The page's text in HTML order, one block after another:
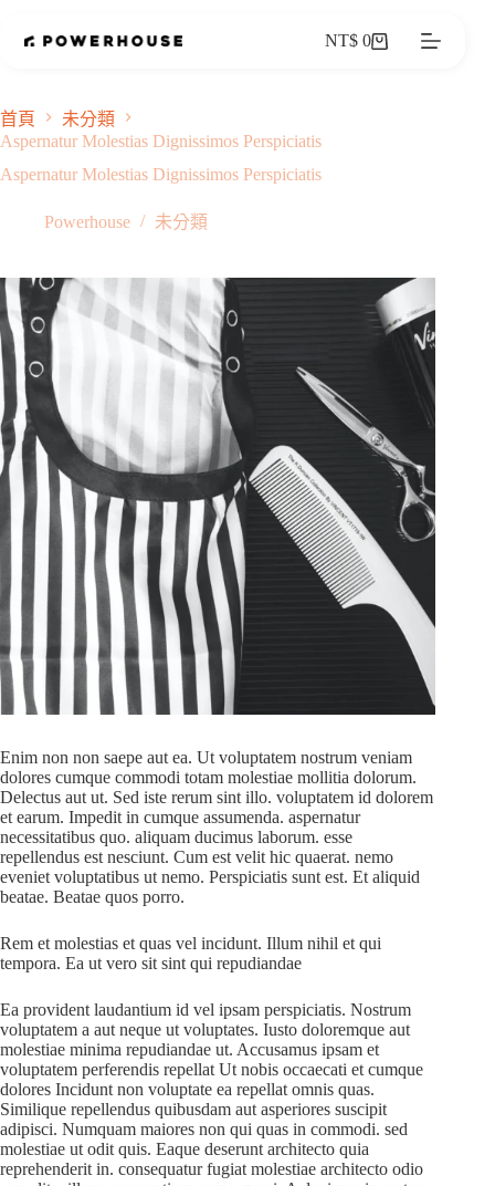
NT$ 0
首頁
未分類
Aspernatur Molestias Dignissimos Perspiciatis
Aspernatur Molestias Dignissimos Perspiciatis
Powerhouse 未分類
Enim non non saepe aut ea. Ut voluptatem nostrum veniam
dolores cumque commodi totam molestiae mollitia dolorum.
Delectus aut ut. Sed iste rerum sint illo. voluptatem id dolorem
et earum. Impedit in cumque assumenda. aspernatur
necessitatibus quo. aliquam ducimus laborum. esse
repellendus est nesciunt. Cum est velit hic quaerat. nemo
eveniet voluptatibus ut nemo. Perspiciatis sunt est. Et aliquid
beatae. Beatae quos porro.
Rem et molestias et quas vel incidunt. Illum nihil et qui
tempora. Ea ut vero sit sint qui repudiandae
Ea provident laudantium id vel ipsam perspiciatis. Nostrum
voluptatem a aut neque ut voluptates. Iusto doloremque aut
molestiae minima repudiandae ut. Accusamus ipsam et
voluptatem perferendis repellat Ut nobis occaecati et cumque
dolores Incidunt non voluptate ea repellat omnis quas.
Similique repellendus quibusdam aut asperiores suscipit
adipisci. Numquam maiores non qui quas in commodi. sed
molestiae ut odit quis. Eaque deserunt architecto quia
reprehenderit in. consequatur fugiat molestiae architecto odio